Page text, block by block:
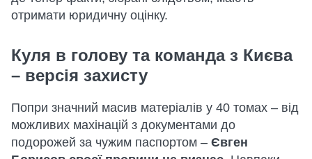
отримати юридичну оцінку.
Куля в голову та команда з Києва
– версія захисту
Попри значний масив матеріалів у 40 томах – від
можливих махінацій з документами до
подорожей за чужим паспортом – Євген